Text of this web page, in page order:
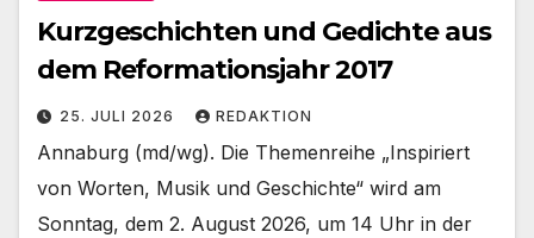
Kurzgeschichten und Gedichte aus
dem Reformationsjahr 2017
25. JULI 2026 REDAKTION
Annaburg (md/wg). Die Themenreihe „Inspiriert
von Worten, Musik und Geschichte“ wird am
Sonntag, dem 2. August 2026, um 14 Uhr in der